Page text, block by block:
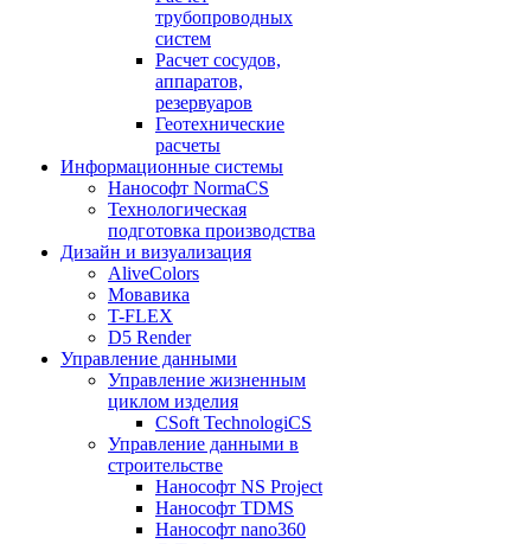
трубопроводных
систем
Расчет сосудов,
аппаратов,
резервуаров
Геотехнические
расчеты
Информационные системы
Нанософт NormaCS
Технологическая
подготовка производства
Дизайн и визуализация
AliveColors
Мовавика
T-FLEX
D5 Render
Управление данными
Управление жизненным
циклом изделия
CSoft TechnologiCS
Управление данными в
строительстве
Нанософт NS Project
Нанософт TDMS
Нанософт nano360